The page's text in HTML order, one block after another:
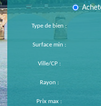
Type de bien :
Surface min :
Ville/CP :
Rayon :
Prix max :